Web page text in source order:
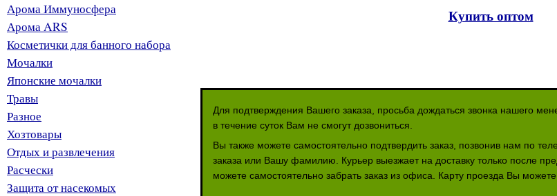
Арома Иммуносфера
Арома ARS
Косметички для банного набора
Мочалки
Японские мочалки
Травы
Разное
Хозтовары
Отдых и развлечения
Расчески
Защита от насекомых
Купить оптом
Для подтверждения Вашего заказа, просьба дождаться звонка нашего
в течение суток Вам не смогут дозвониться.
Вы также можете самостоятельно подтвердить заказ, позвонив нам по
заказа или Вашу фамилию. Курьер выезжает на доставку только после
можете самостоятельно забрать заказ из офиса. Карту проезда Вы